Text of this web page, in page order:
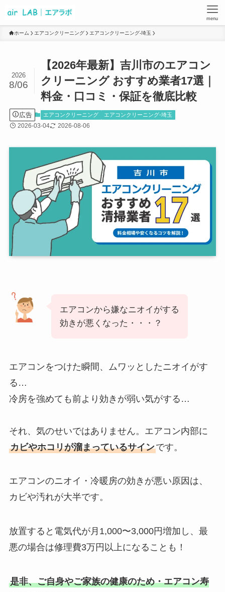
menu
ホーム エアコンクリーニング エアコンクリーニング-埼玉
【2026年最新】吉川市のエアコン
クリーニング おすすめ業者17選｜
料金・口コミ・保証を徹底比較
2026
8/06
広告 エアコンクリーニング エアコンクリーニング-埼玉
2026-03-04 2026-08-06
エアコンから嫌なニオイがする
効きが悪くなった・・・？
エアコンをつけた瞬間、ムワッとしたニオイがす
る…
冷房を強めても前より効きが弱い気がする…
それ、気のせいではありません。エアコン内部に
カビやホコリが溜まっているサインです。
エアコンのニオイ・冷暖房の効きが悪い原因は、
カビや汚れが大半です。
放置すると電気代が月1,000〜3,000円増加し、最
悪の場合は修理費3万円以上になることも！
是非、ご自身やご家族の健康のため・エアコン寿